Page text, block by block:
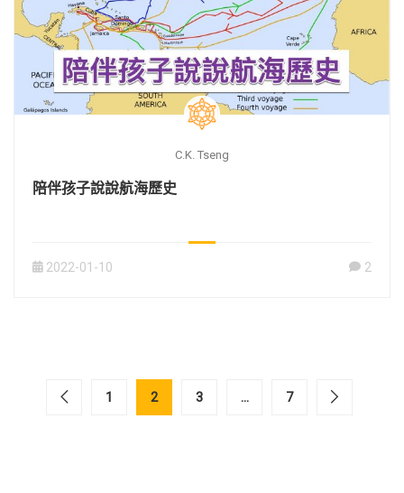
C.K. Tseng
陪伴孩子說說航海歷史
2022-01-10 2
1 2 3 ... 7